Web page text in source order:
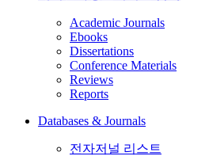
Academic Journals
Ebooks
Dissertations
Conference Materials
Reviews
Reports
Databases & Journals
전자저널 리스트